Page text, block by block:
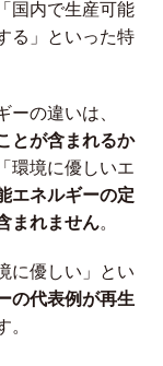
国内で生産可能
る」といった特
ーの違いは、
とが含まれるか
環境に優しいエ
エネルギーの定
まれません。
に優しい」とい
の代表例が再生
。